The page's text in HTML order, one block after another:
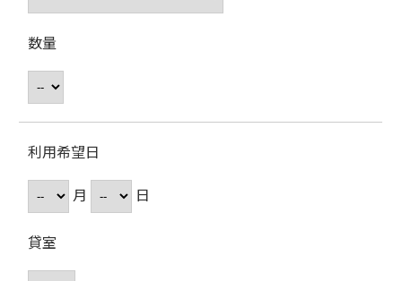
数量
利用希望日
月
日
貸室